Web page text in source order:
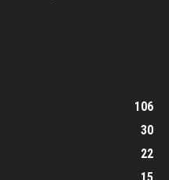
106
30
22